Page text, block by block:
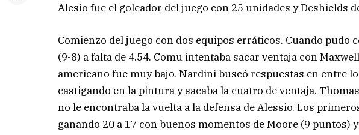
Alesio fue el goleador del juego con 25 unidades y Deshields
Comienzo del juego con dos equipos erráticos. Cuando pudo
(9-8) a falta de 4.54. Comu intentaba sacar ventaja con
americano fue muy bajo. Nardini buscó respuestas en entre
castigando en la pintura y sacaba la cuatro de ventaja.
no le encontraba la vuelta a la defensa de Alessio. Los
ganando 20 a 17 con buenos momentos de Moore (9 puntos)